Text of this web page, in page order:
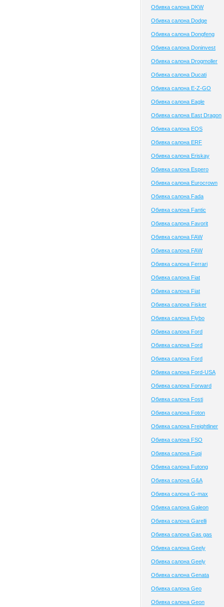
Обивка салона DKW
Обивка салона Dodge
Обивка салона Dongfeng
Обивка салона Doninvest
Обивка салона Drogmoller
Обивка салона Ducati
Обивка салона E-Z-GO
Обивка салона Eagle
Обивка салона East Dragon
Обивка салона EOS
Обивка салона ERF
Обивка салона Eriskay
Обивка салона Espero
Обивка салона Eurocrown
Обивка салона Fada
Обивка салона Fantic
Обивка салона Favorit
Обивка салона FAW
Обивка салона FAW
Обивка салона Ferrari
Обивка салона Fiat
Обивка салона Fiat
Обивка салона Fisker
Обивка салона Flybo
Обивка салона Ford
Обивка салона Ford
Обивка салона Ford
Обивка салона Ford-USA
Обивка салона Forward
Обивка салона Fosti
Обивка салона Foton
Обивка салона Freightliner
Обивка салона FSO
Обивка салона Fuqi
Обивка салона Futong
Обивка салона G&A
Обивка салона G-max
Обивка салона Galeon
Обивка салона Garelli
Обивка салона Gas gas
Обивка салона Geely
Обивка салона Geely
Обивка салона Genata
Обивка салона Geo
Обивка салона Geon